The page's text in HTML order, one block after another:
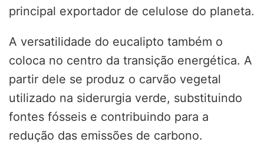
principal exportador de celulose do planeta.
A versatilidade do eucalipto também o
coloca no centro da transição energética. A
partir dele se produz o carvão vegetal
utilizado na siderurgia verde, substituindo
fontes fósseis e contribuindo para a
redução das emissões de carbono.